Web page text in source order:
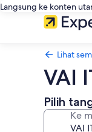
Langsung ke konten
Lihat
VAI
Pilih
Ke